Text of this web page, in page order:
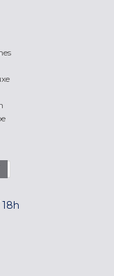
18h